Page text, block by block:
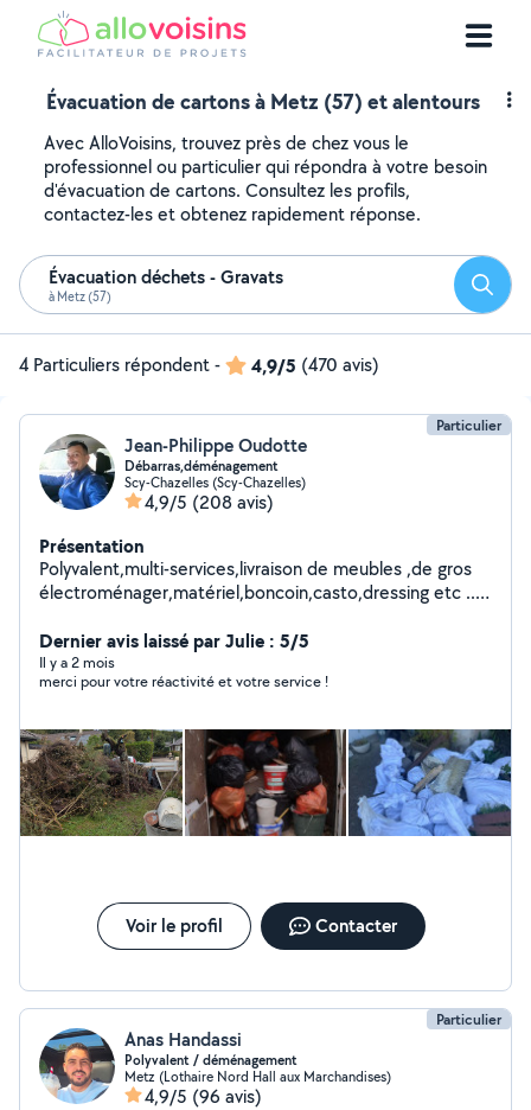
Évacuation de cartons à Metz (57) et alentours
Avec AlloVoisins, trouvez près de chez vous le
professionnel ou particulier qui répondra à votre besoin
d'évacuation de cartons. Consultez les profils,
contactez-les et obtenez rapidement réponse.
Évacuation déchets - Gravats
à Metz (57)
4 Particuliers répondent- 4,9/5 (470 avis)
Particulier
Jean-Philippe Oudotte
Débarras,déménagement
Scy-Chazelles (Scy-Chazelles)
4,9/5 (208 avis)
Présentation
Polyvalent,multi-services,livraison de meubles ,de gros
électroménager,matériel,boncoin,casto,dressing etc ...
Chariots,diable,couvertures film de protection,housse
matelas etc...
Dernier avis laissé par Julie : 5/5
Il y a 2 mois
merci pour votre réactivité et votre service !
Voir le profil Contacter
Particulier
Anas Handassi
Polyvalent / déménagement
Metz (Lothaire Nord Hall aux Marchandises)
4,9/5 (96 avis)